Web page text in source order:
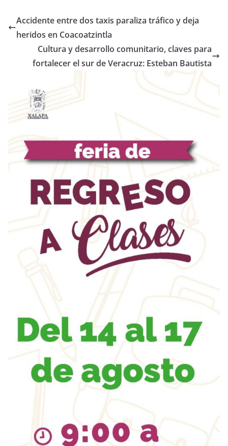
Accidente entre dos taxis paraliza tráfico y deja
heridos en Coacoatzintla
Cultura y desarrollo comunitario, claves para
fortalecer el sur de Veracruz: Esteban Bautista